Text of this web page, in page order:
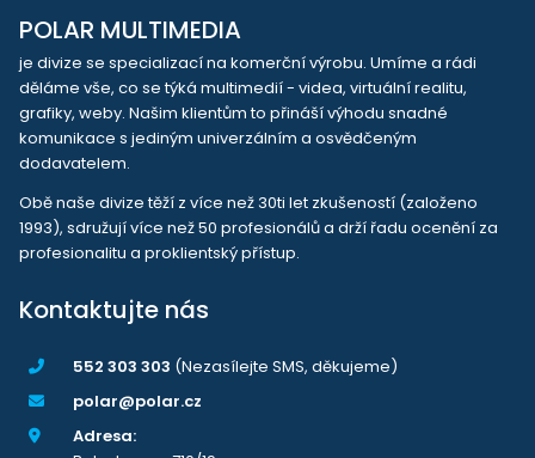
POLAR MULTIMEDIA
je divize se specializací na komerční výrobu. Umíme a rádi
děláme vše, co se týká multimedií - videa, virtuální realitu,
grafiky, weby. Našim klientům to přináší výhodu snadné
komunikace s jediným univerzálním a osvědčeným
dodavatelem.
Obě naše divize těží z více než 30ti let zkušeností (založeno
1993), sdružují více než 50 profesionálů a drží řadu ocenění za
profesionalitu a proklientský přístup.
Kontaktujte nás
552 303 303 (Nezasílejte SMS, děkujeme)
polar@polar.cz
Adresa: